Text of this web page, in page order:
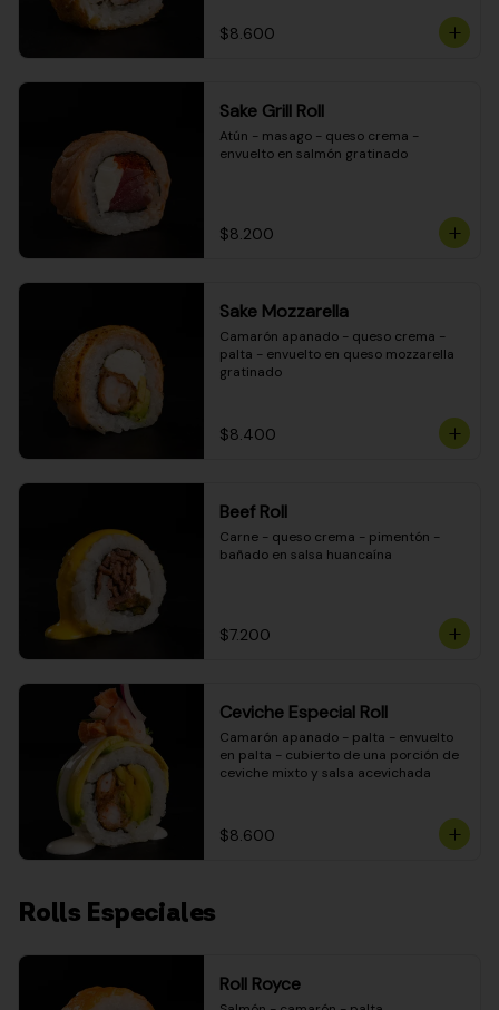
$8.600
Sake Grill Roll
Atún - masago - queso crema -
envuelto en salmón gratinado
$8.200
Sake Mozzarella
Camarón apanado - queso crema -
palta - envuelto en queso mozzarella
gratinado
$8.400
Beef Roll
Carne - queso crema - pimentón -
bañado en salsa huancaína
$7.200
Ceviche Especial Roll
Camarón apanado - palta - envuelto
en palta - cubierto de una porción de
ceviche mixto y salsa acevichada
$8.600
Rolls Especiales
Roll Royce